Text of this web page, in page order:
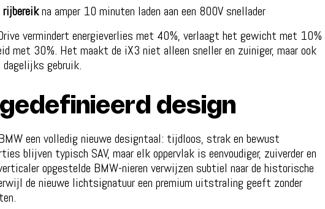
na amper 10 minuten laden aan een 800V snellader
vermindert energieverlies met 40%, verlaagt het gewicht met 10%
met 30%. Het maakt de iX3 niet alleen sneller en zuiniger, maar ook
gebruik.
design
een volledig nieuwe designtaal: tijdloos, strak en bewust
blijven typisch SAV, maar elk oppervlak is eenvoudiger, zuiverder en
opgestelde BMW-nieren verwijzen subtiel naar de historische
de nieuwe lichtsignatuur een premium uitstraling geeft zonder